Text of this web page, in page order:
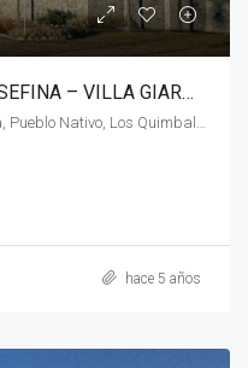
LOTEO CHRACRAS DE LA JOSEFINA – VILLA GIARDINO
Chacras De La Josefina, La Josefina, Pueblo Nativo, Los Quimbaletes, Villa Giardino, Pedanía San Antonio, Departamento Punilla, Córdoba, X5166, Argentina
hace 5 años